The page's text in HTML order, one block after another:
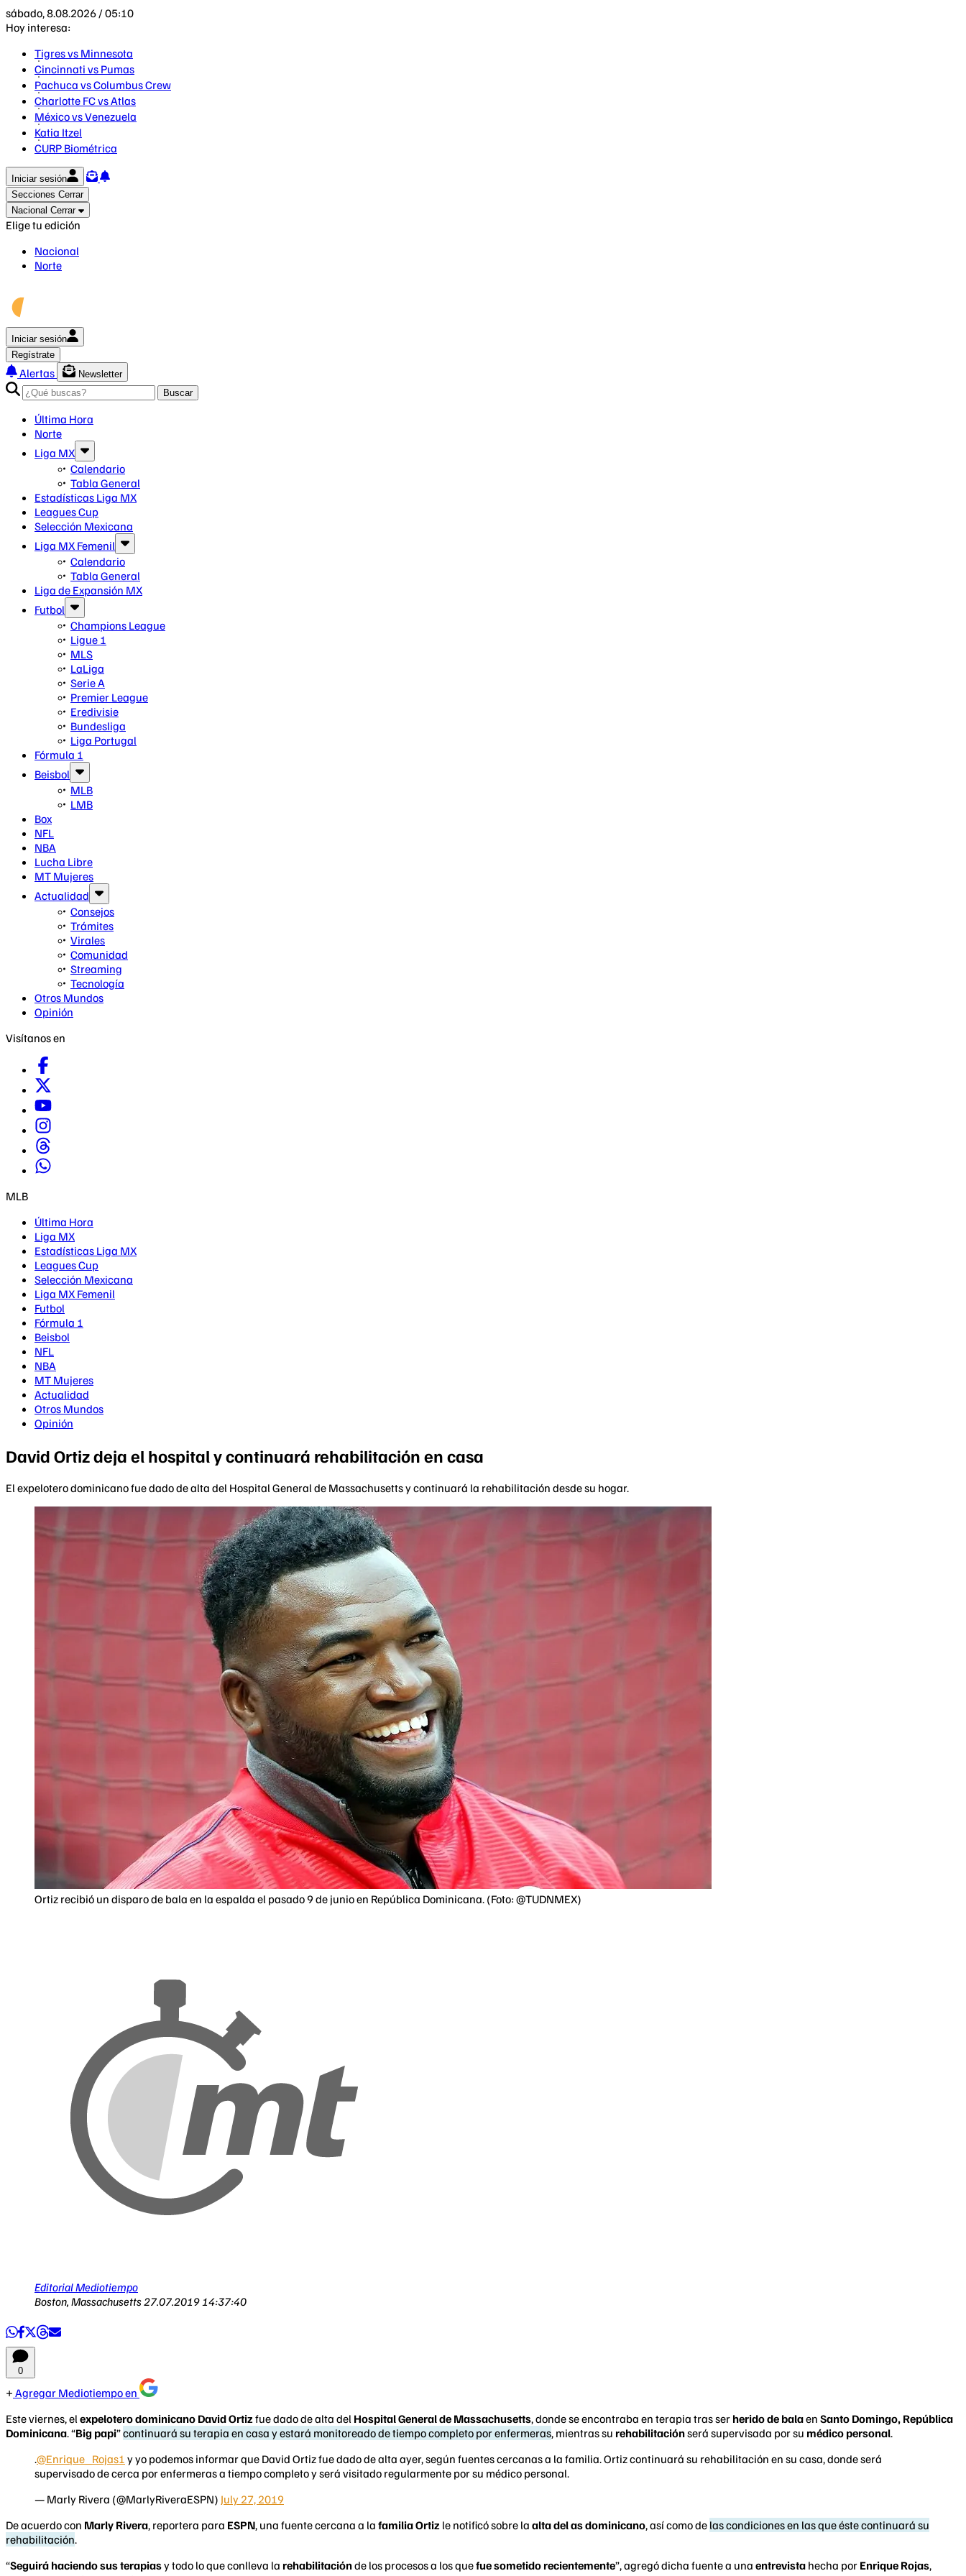
sábado, 8.08.2026 / 05:10
Hoy interesa:
Tigres vs Minnesota
Cincinnati vs Pumas
Pachuca vs Columbus Crew
Charlotte FC vs Atlas
México vs Venezuela
Katia Itzel
CURP Biométrica
Iniciar sesión
Secciones Cerrar
Nacional Cerrar
Elige tu edición
Nacional
Norte
Iniciar sesión
Regístrate
Alertas
Newsletter
Buscar
Última Hora
Norte
Liga MX
Calendario
Tabla General
Estadísticas Liga MX
Leagues Cup
Selección Mexicana
Liga MX Femenil
Calendario
Tabla General
Liga de Expansión MX
Futbol
Champions League
Ligue 1
MLS
LaLiga
Serie A
Premier League
Eredivisie
Bundesliga
Liga Portugal
Fórmula 1
Beisbol
MLB
LMB
Box
NFL
NBA
Lucha Libre
MT Mujeres
Actualidad
Consejos
Trámites
Virales
Comunidad
Streaming
Tecnología
Otros Mundos
Opinión
Visítanos en
MLB
Última Hora
Liga MX
Estadísticas Liga MX
Leagues Cup
Selección Mexicana
Liga MX Femenil
Futbol
Fórmula 1
Beisbol
NFL
NBA
MT Mujeres
Actualidad
Otros Mundos
Opinión
David Ortiz deja el hospital y continuará rehabilitación en casa
El expelotero dominicano fue dado de alta del Hospital General de Massachusetts y continuará la rehabilitación desde su hogar.
Ortiz recibió un disparo de bala en la espalda el pasado 9 de junio en República Dominicana. (Foto: @TUDNMEX)
Editorial Mediotiempo
Boston, Massachusetts27.07.2019 14:37:40
0
Agregar Mediotiempo en
Este viernes, el expelotero dominicano David Ortiz fue dado de alta del Hospital General de Massachusetts, donde se encontraba en terapia tras ser herido de balaen Santo Domingo, República
Dominicana. “Big papi”continuará su terapia en casa y estará monitoreado de tiempo completo por enfermeras, mientras su rehabilitaciónserá supervisada por su médico personal.
.@Enrique_Rojas1 y yo podemos informar que David Ortiz fue dado de alta ayer, según fuentes cercanas a la familia. Ortiz continuará su rehabilitación en su casa, donde será
supervisado de cerca por enfermeras a tiempo completo y será visitado regularmente por su médico personal.
— Marly Rivera (@MarlyRiveraESPN) July 27, 2019
De acuerdo con Marly Rivera, reportera para ESPN, una fuente cercana a la familia Ortiz le notificó sobre la alta del as dominicano, así como de las condiciones en las que éste continuará su
rehabilitación.
“Seguirá haciendo sus terapiasy todo lo que conlleva la rehabilitaciónde los procesos a los quefue sometido recientemente”, agregó dicha fuente a una entrevista hecha por Enrique Rojas,